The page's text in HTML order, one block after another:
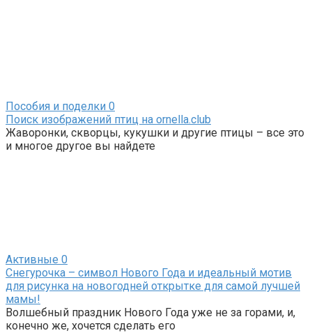
Пособия и поделки 0
Поиск изображений птиц на ornella.club
Жаворонки, скворцы, кукушки и другие птицы – все это
и многое другое вы найдете
Активные 0
Снегурочка – символ Нового Года и идеальный мотив
для рисунка на новогодней открытке для самой лучшей
мамы!
Волшебный праздник Нового Года уже не за горами, и,
конечно же, хочется сделать его